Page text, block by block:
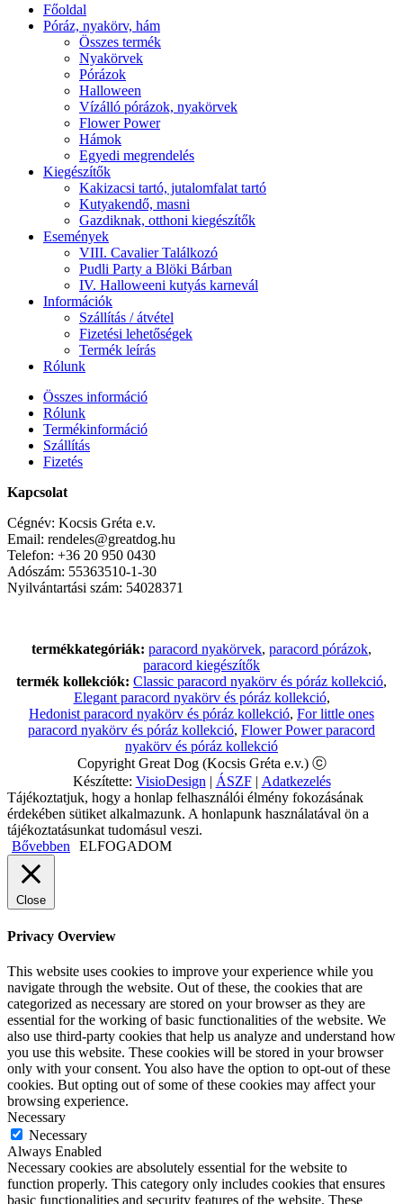
Főoldal
Póráz, nyakörv, hám
Összes termék
Nyakörvek
Pórázok
Halloween
Vízálló pórázok, nyakörvek
Flower Power
Hámok
Egyedi megrendelés
Kiegészítők
Kakizacsi tartó, jutalomfalat tartó
Kutyakendő, masni
Gazdiknak, otthoni kiegészítők
Események
VIII. Cavalier Találkozó
Pudli Party a Blöki Bárban
IV. Halloweeni kutyás karnevál
Információk
Szállítás / átvétel
Fizetési lehetőségek
Termék leírás
Rólunk
Összes információ
Rólunk
Termékinformáció
Szállítás
Fizetés
Kapcsolat
Cégnév: Kocsis Gréta e.v.
Email: rendeles@greatdog.hu
Telefon: +36 20 950 0430
Adószám: 55363510-1-30
Nyilvántartási szám: 54028371
termékkategóriák: paracord nyakörvek, paracord pórázok,
paracord kiegészítők
termék kollekciók: Classic paracord nyakörv és póráz kollekció,
Elegant paracord nyakörv és póráz kollekció,
Hedonist paracord nyakörv és póráz kollekció, For little ones
paracord nyakörv és póráz kollekció, Flower Power paracord
nyakörv és póráz kollekció
Copyright Great Dog (Kocsis Gréta e.v.) ⓒ
Készítette: VisioDesign | ÁSZF | Adatkezelés
Tájékoztatjuk, hogy a honlap felhasználói élmény fokozásának
érdekében sütiket alkalmazunk. A honlapunk használatával ön a
tájékoztatásunkat tudomásul veszi.
Bővebben
ELFOGADOM
Close
Privacy Overview
This website uses cookies to improve your experience while you
navigate through the website. Out of these, the cookies that are
categorized as necessary are stored on your browser as they are
essential for the working of basic functionalities of the website. We
also use third-party cookies that help us analyze and understand how
you use this website. These cookies will be stored in your browser
only with your consent. You also have the option to opt-out of these
cookies. But opting out of some of these cookies may affect your
browsing experience.
Necessary
Necessary
Always Enabled
Necessary cookies are absolutely essential for the website to
function properly. This category only includes cookies that ensures
basic functionalities and security features of the website. These